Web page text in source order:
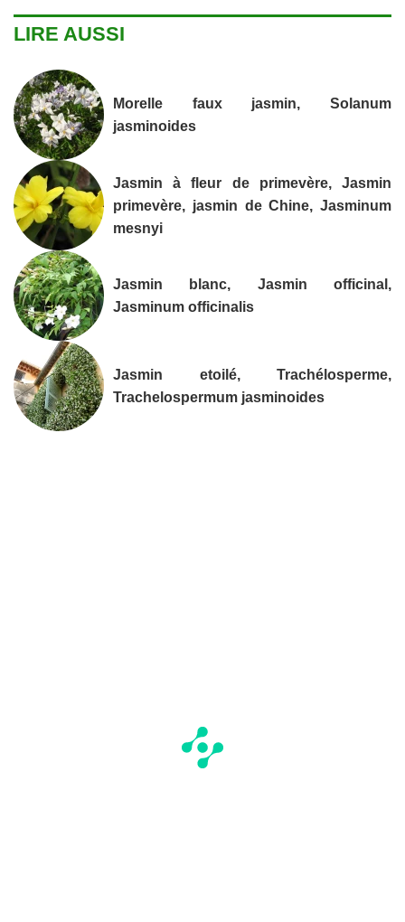
LIRE AUSSI
Morelle faux jasmin, Solanum
jasminoides
Jasmin à fleur de primevère, Jasmin
primevère, jasmin de Chine, Jasminum
mesnyi
Jasmin blanc, Jasmin officinal,
Jasminum officinalis
Jasmin etoilé, Trachélosperme,
Trachelospermum jasminoides